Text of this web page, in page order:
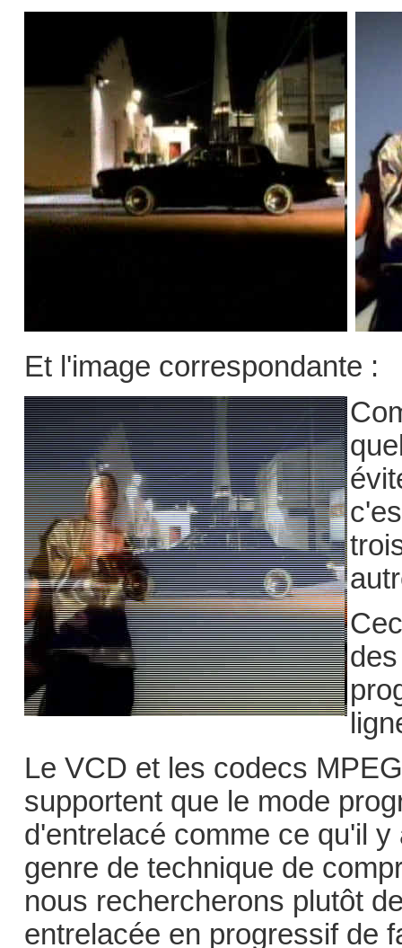
Et l'image correspondante :
Le VCD et les codecs
supportent que le mode
d'entrelacé comme ce qu'il
genre de technique de
nous rechercherons plutôt
entrelacée en progressif de